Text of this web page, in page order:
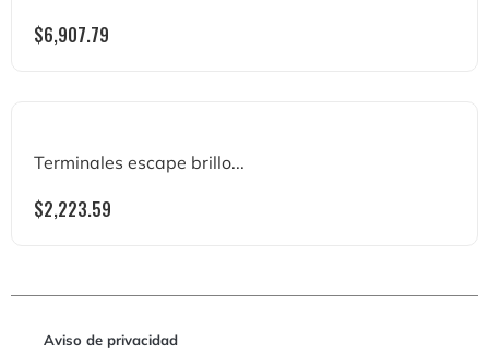
$6,907.79
Terminales escape brillo...
$2,223.59
Aviso de privacidad